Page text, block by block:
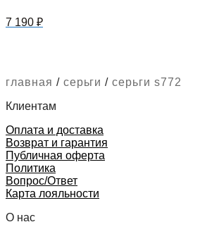
7 190 ₽
главная / серьги /серьги s772
Клиентам
Оплата и доставка
Возврат и гарантия
Публичная оферта
Политика
Вопрос/Ответ
Карта лояльности
О нас